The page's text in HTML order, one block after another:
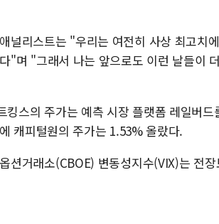
널리스트는 "우리는 여전히 사상 최고치
"며 "그래서 나는 앞으로도 이런 날들이
스의 주가는 예측 시장 플랫폼 레일버드
캐피털원의 주가는 1.53% 올랐다.
션거래소(CBOE) 변동성지수(VIX)는 전